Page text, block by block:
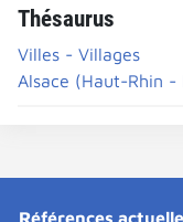
Thésaurus
Villes - Villages
Alsace (Haut-Rhin -
Références